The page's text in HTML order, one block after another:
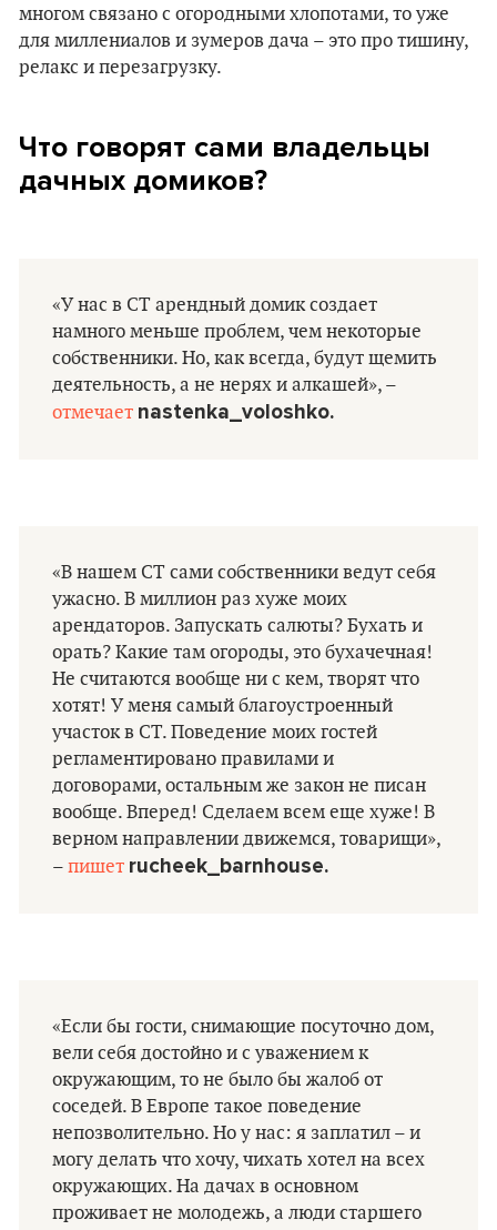
многом связано с огородными хлопотами, то уже
для миллениалов и зумеров дача – это про тишину,
релакс и перезагрузку.
Что говорят сами владельцы
дачных домиков?
«У нас в СТ арендный домик создает
намного меньше проблем, чем некоторые
собственники. Но, как всегда, будут щемить
деятельность, а не нерях и алкашей», –
отмечает nastenka_voloshko.
«В нашем СТ сами собственники ведут себя
ужасно. В миллион раз хуже моих
арендаторов. Запускать салюты? Бухать и
орать? Какие там огороды, это бухачечная!
Не считаются вообще ни с кем, творят что
хотят! У меня самый благоустроенный
участок в СТ. Поведение моих гостей
регламентировано правилами и
договорами, остальным же закон не писан
вообще. Вперед! Сделаем всем еще хуже! В
верном направлении движемся, товарищи»,
– пишет rucheek_barnhouse.
«Если бы гости, снимающие посуточно дом,
вели себя достойно и с уважением к
окружающим, то не было бы жалоб от
соседей. В Европе такое поведение
непозволительно. Но у нас: я заплатил – и
могу делать что хочу, чихать хотел на всех
окружающих. На дачах в основном
проживает не молодежь, а люди старшего